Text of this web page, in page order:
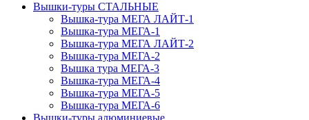
Вышки-туры СТАЛЬНЫЕ
Вышка-тура МЕГА ЛАЙТ-1
Вышка-тура МЕГА-1
Вышка-тура МЕГА ЛАЙТ-2
Вышка-тура МЕГА-2
Вышка тура МЕГА-3
Вышка-тура МЕГА-4
Вышка-тура МЕГА-5
Вышка-тура МЕГА-6
Вышки-туры алюминиевые